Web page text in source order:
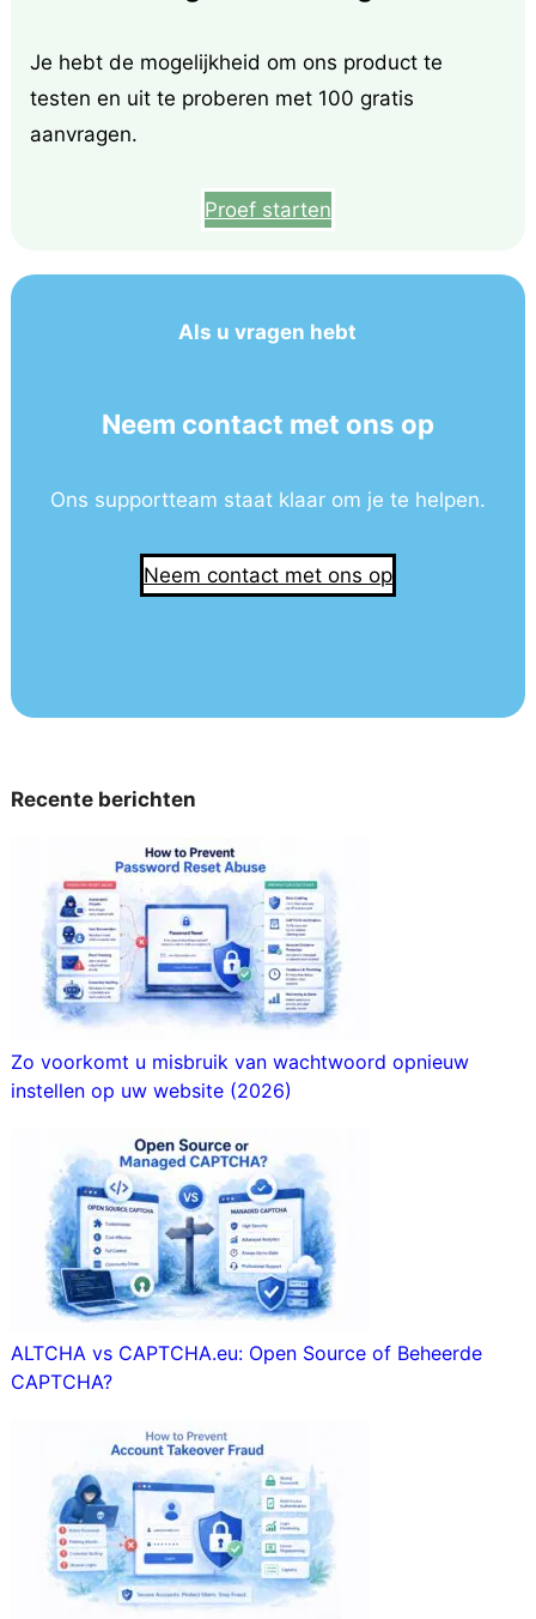
Je hebt de mogelijkheid om ons product te
testen en uit te proberen met 100 gratis
aanvragen.
Proef starten
Als u vragen hebt
Neem contact met ons op
Ons supportteam staat klaar om je te helpen.
Neem contact met ons op
Recente berichten
Zo voorkomt u misbruik van wachtwoord opnieuw
instellen op uw website (2026)
ALTCHA vs CAPTCHA.eu: Open Source of Beheerde
CAPTCHA?